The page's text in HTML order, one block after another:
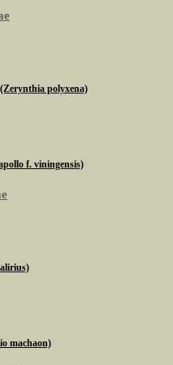
polyxena)
f. viningensis)
machaon)